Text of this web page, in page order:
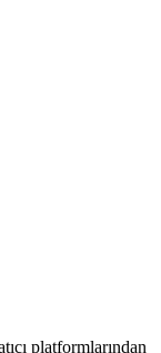
platformlarından